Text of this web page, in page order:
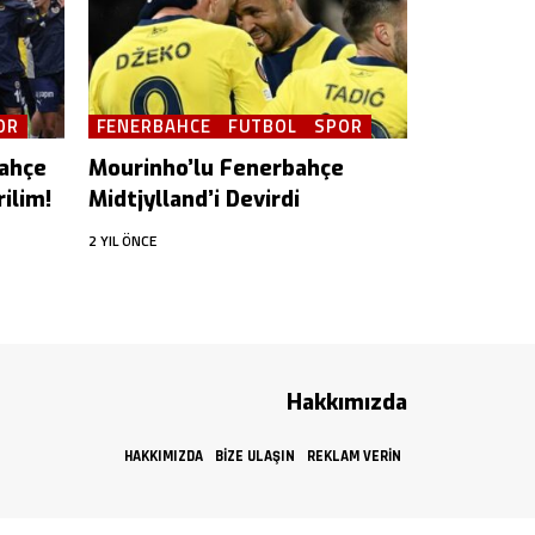
FENERBAHCE FUTBOL SPOR
Mourinho’lu Fenerbahçe
Midtjylland’i Devirdi
2 YIL ÖNCE
Hakkımızda
HAKKIMIZDA BIZE ULAŞIN REKLAM VERIN